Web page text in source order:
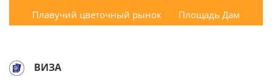
Плавучий цветочный рынок
Площадь Дам
ВИЗА